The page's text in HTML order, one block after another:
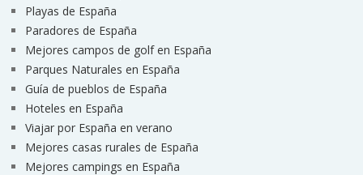
Playas de España
Paradores de España
Mejores campos de golf en España
Parques Naturales en España
Guía de pueblos de España
Hoteles en España
Viajar por España en verano
Mejores casas rurales de España
Mejores campings en España